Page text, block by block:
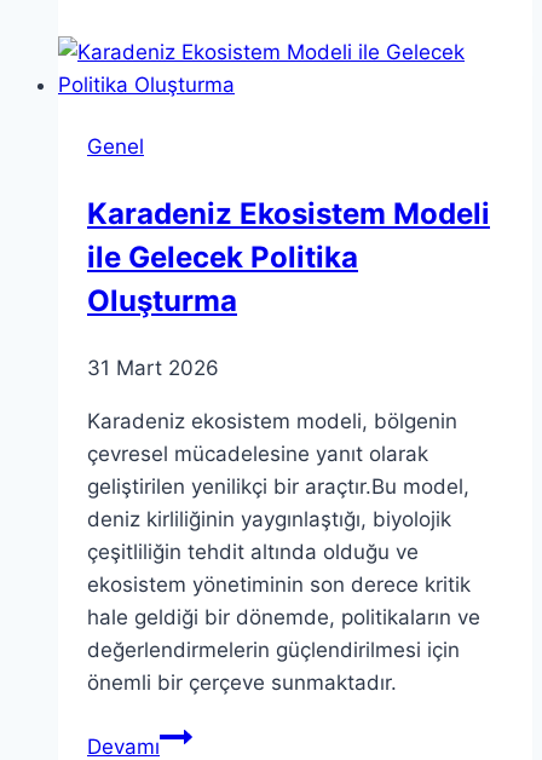
Bilimsel
Araştırmaların
Genel
Karadeniz Ekosistem Modeli
ile Gelecek Politika
Oluşturma
31 Mart 2026
Karadeniz ekosistem modeli, bölgenin
çevresel mücadelesine yanıt olarak
geliştirilen yenilikçi bir araçtır.Bu model,
deniz kirliliğinin yaygınlaştığı, biyolojik
çeşitliliğin tehdit altında olduğu ve
ekosistem yönetiminin son derece kritik
hale geldiği bir dönemde, politikaların ve
değerlendirmelerin güçlendirilmesi için
önemli bir çerçeve sunmaktadır.
DevamıKaradeniz